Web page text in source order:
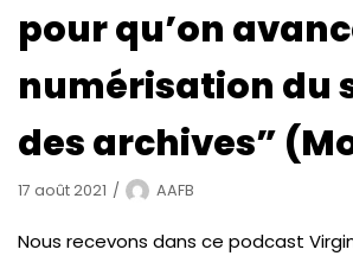
pour qu’on
numérisation du
des archives”
17 août 2021 AAFB
Nous recevons dans ce podcast